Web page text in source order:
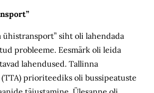
ühistransport” siht oli lahendada
probleeme. Eesmärk oli leida
lahendused. Tallinna
prioriteediks oli bussipeatuste